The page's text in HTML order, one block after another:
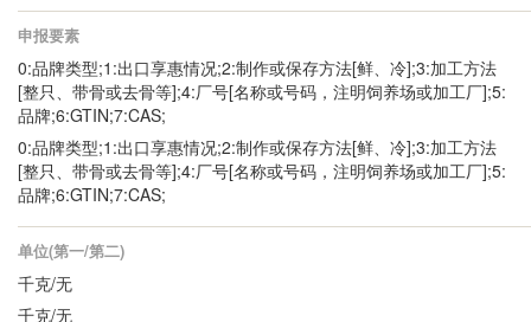
申报要素
0:品牌类型;1:出口享惠情况;2:制作或保存方法[鲜、冷];3:加工方法
[整只、带骨或去骨等];4:厂号[名称或号码，注明饲养场或加工厂];5:
品牌;6:GTIN;7:CAS;
0:品牌类型;1:出口享惠情况;2:制作或保存方法[鲜、冷];3:加工方法
[整只、带骨或去骨等];4:厂号[名称或号码，注明饲养场或加工厂];5:
品牌;6:GTIN;7:CAS;
单位(第一/第二)
千克/无
千克/无